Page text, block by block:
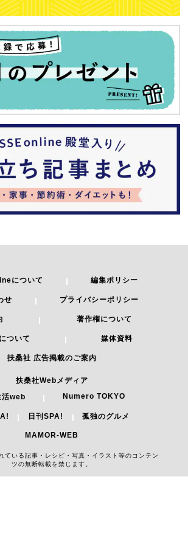
について 編集ポリシー
せ プライバシーポリシー
著作権について
ついて 媒体資料
扶桑社 広告掲載のご案内
扶桑社Webメディア
活web
Numero TOKYO
日刊SPA! 孤独のグルメ
MAMOR-WEB
ている記事・レシピ・写真・イラスト等のコンテン
ツの無断転載を禁じます。